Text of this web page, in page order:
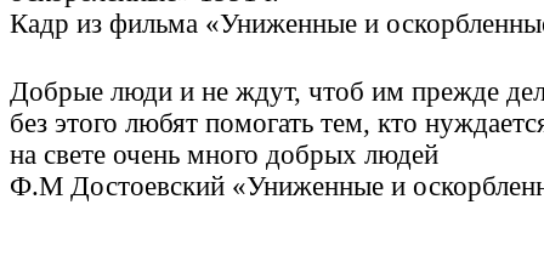
Кадр из фильма «Униженные и
Добрые люди и не ждут, чтоб им прежде
без этого любят помогать тем, кто
на свете очень много добрых людей
Ф.М Достоевский «Униженные и